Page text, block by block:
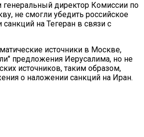
генеральный директор Комиссии по
не смогли убедить российское
на Тегеран в связи с
источники в Москве,
предложения Иерусалима, но не
источников, таким образом,
о наложении санкций на Иран.